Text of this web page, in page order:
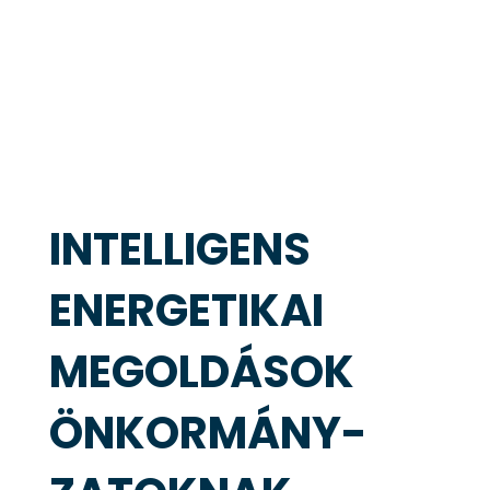
INTELLIGENS
ENERGETIKAI
MEGOLDÁSOK
ÖNKORMÁNY-